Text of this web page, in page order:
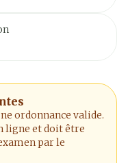
ordonnance valide.
ligne et doit être
par le